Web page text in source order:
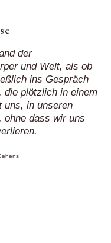
der
und Welt, als ob
ins Gespräch
die plötzlich in einem
uns, in unseren
ohne dass wir uns